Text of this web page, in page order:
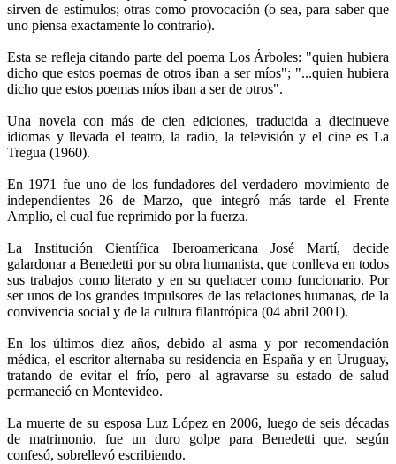
sirven de estímulos; otras como provocación (o sea, para saber que
uno piensa exactamente lo contrario).
Esta se refleja citando parte del poema Los Árboles: "quien hubiera
dicho que estos poemas de otros iban a ser míos"; "...quien hubiera
dicho que estos poemas míos iban a ser de otros".
Una novela con más de cien ediciones, traducida a diecinueve
idiomas y llevada el teatro, la radio, la televisión y el cine es La
Tregua (1960).
En 1971 fue uno de los fundadores del verdadero movimiento de
independientes 26 de Marzo, que integró más tarde el Frente
Amplio, el cual fue reprimido por la fuerza.
La Institución Científica Iberoamericana José Martí, decide
galardonar a Benedetti por su obra humanista, que conlleva en todos
sus trabajos como literato y en su quehacer como funcionario. Por
ser unos de los grandes impulsores de las relaciones humanas, de la
convivencia social y de la cultura filantrópica (04 abril 2001).
En los últimos diez años, debido al asma y por recomendación
médica, el escritor alternaba su residencia en España y en Uruguay,
tratando de evitar el frío, pero al agravarse su estado de salud
permaneció en Montevideo.
La muerte de su esposa Luz López en 2006, luego de seis décadas
de matrimonio, fue un duro golpe para Benedetti que, según
confesó, sobrellevó escribiendo.